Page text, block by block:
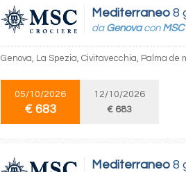
Mediterraneo 8
da Genovacon
Genova, La Spezia, Civitavecchia, Palma de
05/10/2026
€ 683
12/10/2026
€ 683
Mediterraneo 8